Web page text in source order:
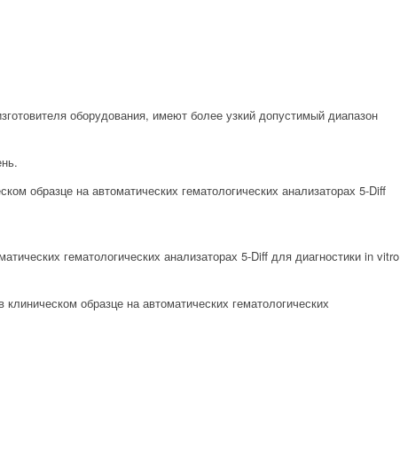
оборудования, имеют более узкий допустимый диапазон
образце на автоматических гематологических анализаторах 5-Diff
гематологических анализаторах 5-Diff для диагностики in vitro
образце на автоматических гематологических